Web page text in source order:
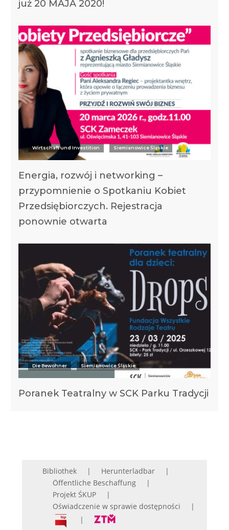
już 20 MAJA 2020!
Wirtschaft und Investition Siemianowice Śląskie
Energia, rozwój i networking –
przypomnienie o Spotkaniu Kobiet
Przedsiębiorczych. Rejestracja
ponownie otwarta
Die Bewohner Siemianowice Śląskie
Poranek Teatralny w SCK Parku Tradycji
Bibliothek
Herunterladbar
Öffentliche Beschaffung
Projekt ŚKUP
Oświadczenie w sprawie dostępności